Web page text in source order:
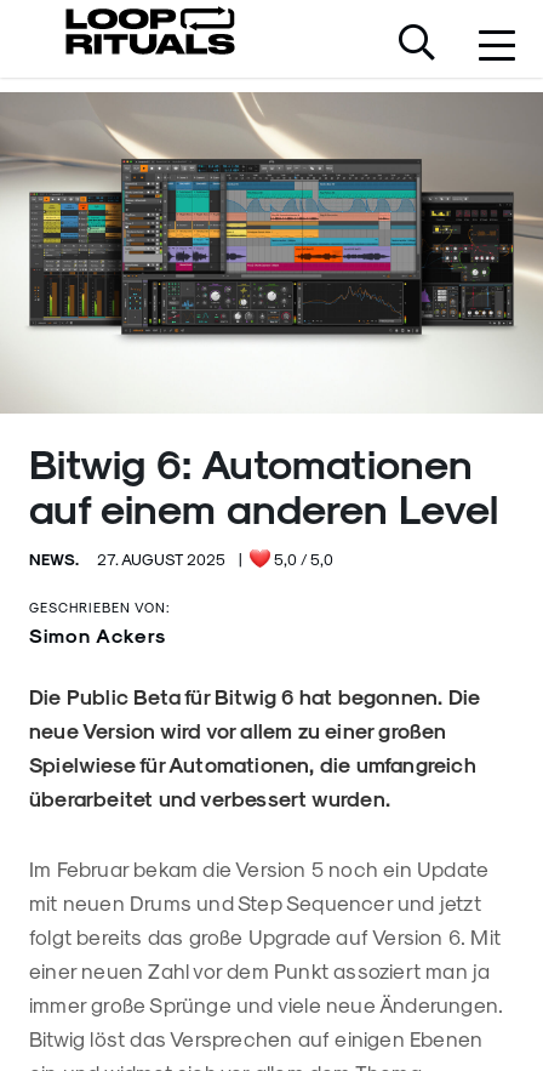
Bitwig 6: Automationen
auf einem anderen Level
NEWS. 27. AUGUST 2025 | 5,0 / 5,0
GESCHRIEBEN VON:
Simon Ackers
Die Public Beta für Bitwig 6 hat begonnen. Die
neue Version wird vor allem zu einer großen
Spielwiese für Automationen, die umfangreich
überarbeitet und verbessert wurden.
Im Februar bekam die Version 5 noch ein Update
mit neuen Drums und Step Sequencer und jetzt
folgt bereits das große Upgrade auf Version 6. Mit
einer neuen Zahl vor dem Punkt assoziert man ja
immer große Sprünge und viele neue Änderungen.
Bitwig löst das Versprechen auf einigen Ebenen